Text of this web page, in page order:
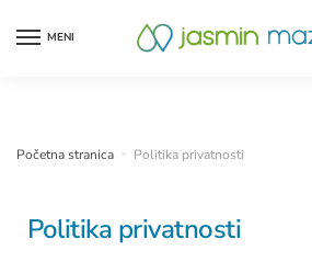
MENI
Početna stranica » Politika privatnosti
Politika privatnosti